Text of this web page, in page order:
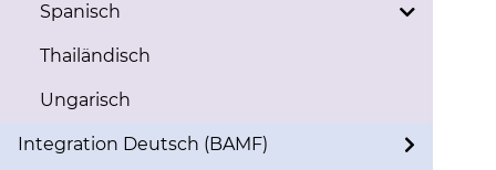
Spanisch
Thailändisch
Ungarisch
Integration Deutsch (BAMF)